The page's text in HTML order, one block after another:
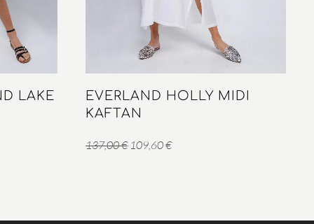
LAKE
EVERLAND HOLLY MIDI
KAFTAN
137,00€ Original
109,60€Η